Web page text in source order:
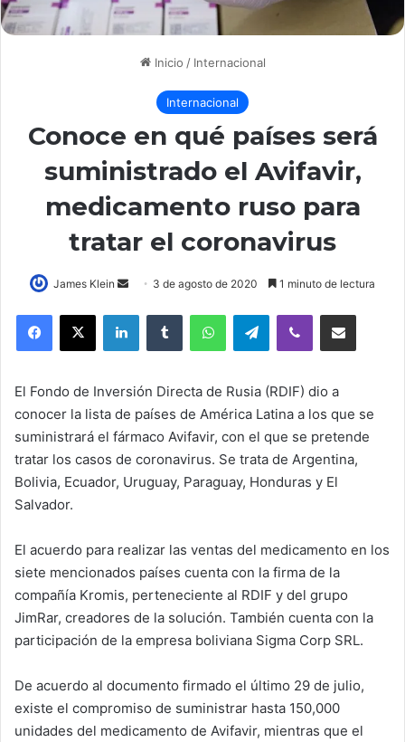
Inicio / Internacional
Internacional
Conoce en qué países será
suministrado el Avifavir,
medicamento ruso para
tratar el coronavirus
James Klein
Send 3 de agosto de 2020 1 minuto de lectura
LinkedInTumblr WhatsAppTelegramViber Compartir por correo
El Fondo de Inversión Directa de Rusia (RDIF) dio a
conocer la lista de países de América Latina a los que se
suministrará el fármaco Avifavir, con el que se pretende
tratar los casos de coronavirus. Se trata de Argentina,
Bolivia, Ecuador, Uruguay, Paraguay, Honduras y El
Salvador.
El acuerdo para realizar las ventas del medicamento en los
siete mencionados países cuenta con la firma de la
compañía Kromis, perteneciente al RDIF y del grupo
JimRar, creadores de la solución. También cuenta con la
participación de la empresa boliviana Sigma Corp SRL.
De acuerdo al documento firmado el último 29 de julio,
existe el compromiso de suministrar hasta 150,000
unidades del medicamento de Avifavir, mientras que el